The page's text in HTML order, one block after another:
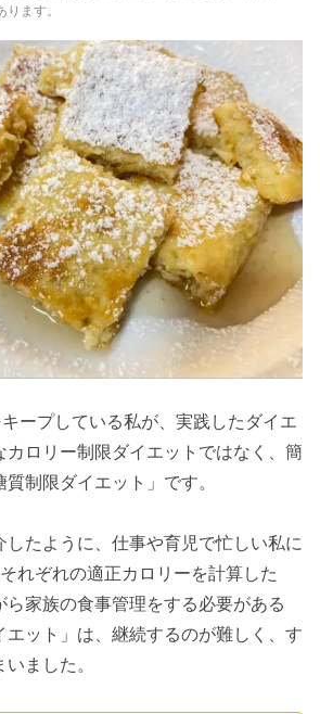
ます。
ープしている私が、実践したダイエ
カロリー制限ダイエットではなく、簡
制限ダイエット」です。
したように、仕事や育児で忙しい私に
れぞれの適正カロリーを計算した
ら家族の食事管理をする必要がある
エット」は、継続するのが難しく、す
ました。